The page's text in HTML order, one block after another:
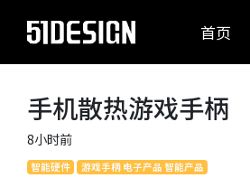
首页
手机散热游戏手柄
8小时前
智能硬件 游戏手柄 电子产品 智能产品